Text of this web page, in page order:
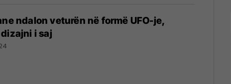
ndalon veturën në formë UFO-je,
i saj